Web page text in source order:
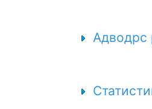
Адводрс